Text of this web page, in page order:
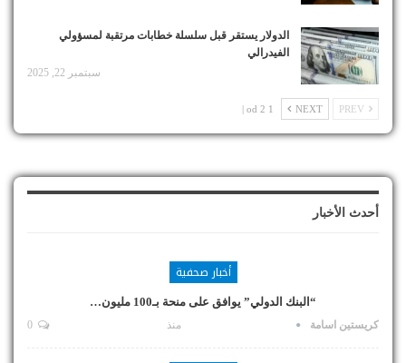
الدولار يستقر قبل سلسلة خطابات مرتقبة لمسؤولي
الفيدرالي
سبتمبر 22, 2025
NEXT
1 od 2 |
أحدث الأخبار
أخبار صحفية
“البنك الدولي” يوافق على منحة بـ100 مليون…
كريستين اسامة منذ